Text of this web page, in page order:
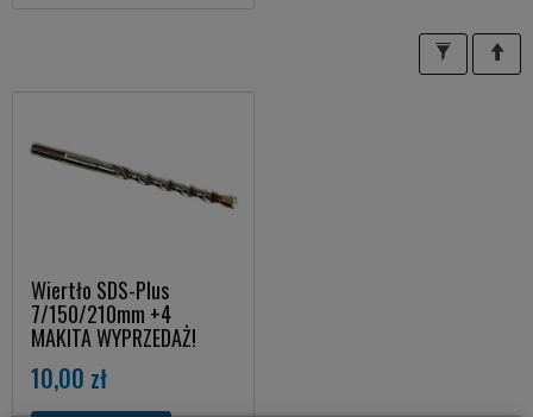
Wiertło SDS-Plus
7/150/210mm +4
MAKITA WYPRZEDAŻ!
10,00 zł